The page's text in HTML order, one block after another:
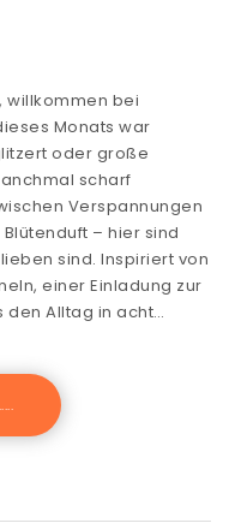
willkommen bei
Monats war
oder große
scharf
Verspannungen
– hier sind
sind. Inspiriert von
einer Einladung zur
den Alltag in acht…